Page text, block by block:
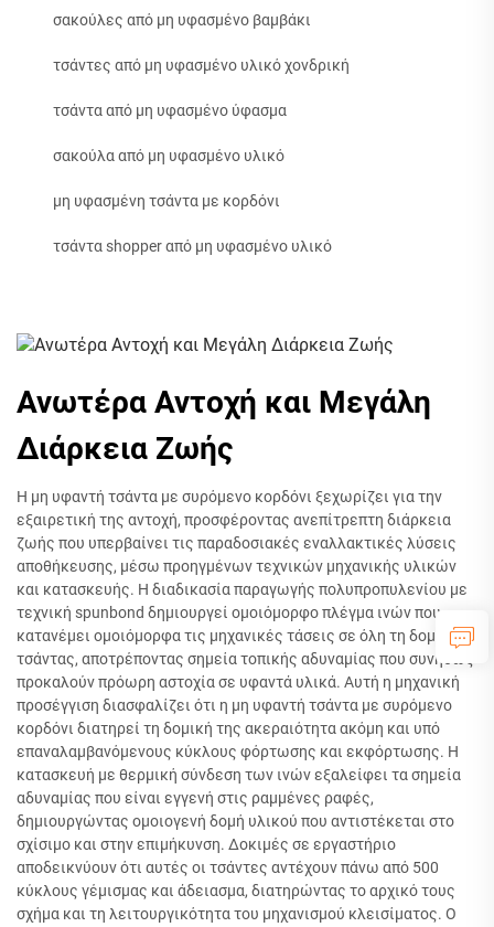
σακούλες από μη υφασμένο βαμβάκι
τσάντες από μη υφασμένο υλικό χονδρική
τσάντα από μη υφασμένο ύφασμα
σακούλα από μη υφασμένο υλικό
μη υφασμένη τσάντα με κορδόνι
τσάντα shopper από μη υφασμένο υλικό
Ανωτέρα Αντοχή και Μεγάλη
Διάρκεια Ζωής
Η μη υφαντή τσάντα με συρόμενο κορδόνι ξεχωρίζει για την
εξαιρετική της αντοχή, προσφέροντας ανεπίτρεπτη διάρκεια
ζωής που υπερβαίνει τις παραδοσιακές εναλλακτικές λύσεις
αποθήκευσης, μέσω προηγμένων τεχνικών μηχανικής υλικών
και κατασκευής. Η διαδικασία παραγωγής πολυπροπυλενίου με
τεχνική spunbond δημιουργεί ομοιόμορφο πλέγμα ινών που
κατανέμει ομοιόμορφα τις μηχανικές τάσεις σε όλη τη δομή της
τσάντας, αποτρέποντας σημεία τοπικής αδυναμίας που συνήθως
προκαλούν πρόωρη αστοχία σε υφαντά υλικά. Αυτή η μηχανική
προσέγγιση διασφαλίζει ότι η μη υφαντή τσάντα με συρόμενο
κορδόνι διατηρεί τη δομική της ακεραιότητα ακόμη και υπό
επαναλαμβανόμενους κύκλους φόρτωσης και εκφόρτωσης. Η
κατασκευή με θερμική σύνδεση των ινών εξαλείφει τα σημεία
αδυναμίας που είναι εγγενή στις ραμμένες ραφές,
δημιουργώντας ομοιογενή δομή υλικού που αντιστέκεται στο
σχίσιμο και στην επιμήκυνση. Δοκιμές σε εργαστήριο
αποδεικνύουν ότι αυτές οι τσάντες αντέχουν πάνω από 500
κύκλους γέμισμας και άδειασμα, διατηρώντας το αρχικό τους
σχήμα και τη λειτουργικότητα του μηχανισμού κλεισίματος. Ο